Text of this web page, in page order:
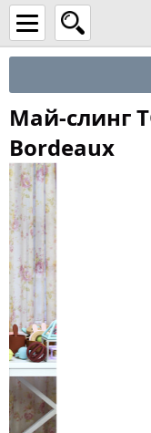
Май-слинг
Bordeaux